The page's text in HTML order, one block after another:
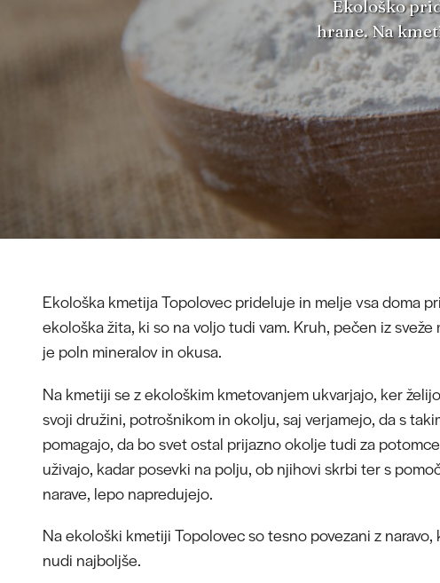
Ekološko
hrane. Na
Ekološka kmetija Topolovec prideluje in melje vsa doma
ekološka žita, ki so na voljo tudi vam. Kruh, pečen iz sveže
je poln mineralov in okusa.
Na kmetiji se z ekološkim kmetovanjem ukvarjajo, ker
svoji družini, potrošnikom in okolju, saj verjamejo, da s
pomagajo, da bo svet ostal prijazno okolje tudi za
uživajo, kadar posevki na polju, ob njihovi skrbi ter s
narave, lepo napredujejo.
Na ekološki kmetiji Topolovec so tesno povezani z naravo,
nudi najboljše.